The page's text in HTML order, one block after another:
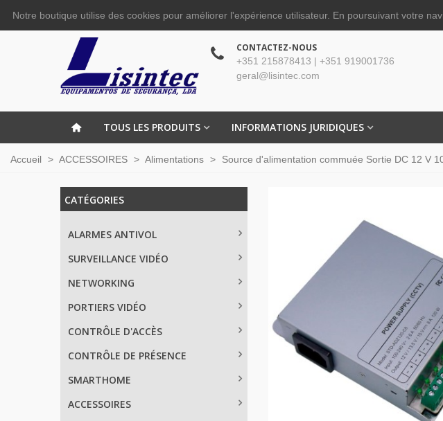
CONTACTEZ-NOUS
+351 215878413 | +351 919001736
geral@lisintec.com
TOUS LES PRODUITS INFORMATIONS JURIDIQUES
Accueil > ACCESSOIRES > Alimentations > Source d'alimentation commuée Sortie DC 12 V
CATÉGORIES
ALARMES ANTIVOL
SURVEILLANCE VIDÉO
NETWORKING
PORTIERS VIDÉO
CONTRÔLE D'ACCÈS
CONTRÔLE DE PRÉSENCE
SMARTHOME
ACCESSOIRES
Notre boutique utilise des cookies pour améliorer l'expérience utilisateur. En poursuivant votre